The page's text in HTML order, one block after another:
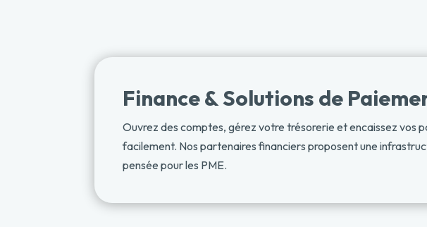
Finance & Solutions de
Ouvrez des comptes, gérez votre trésorerie et encaissez vos
facilement. Nos partenaires financiers proposent une
pensée pour les PME.